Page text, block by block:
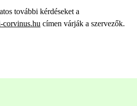
további kérdéseket a
corvinus.hu címen várják a szervezők.